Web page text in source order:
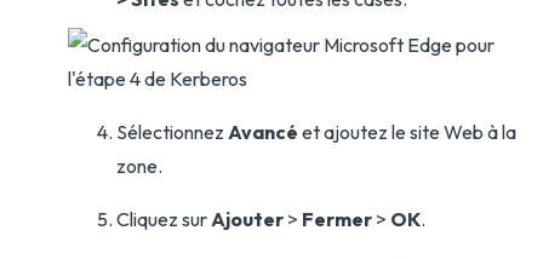
Sélectionnez Avancé et ajoutez le site Web à la
zone.
Cliquez surAjouter > Fermer > OK.